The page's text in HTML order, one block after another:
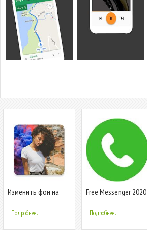
Изменить фон на
Background Changer
Подробнее...
Free Messenger 2020
Подробнее...